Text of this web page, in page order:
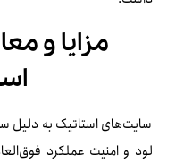
مزایا و
سایت‌های استاتیک به دلیل
لود و امنیت عملکرد